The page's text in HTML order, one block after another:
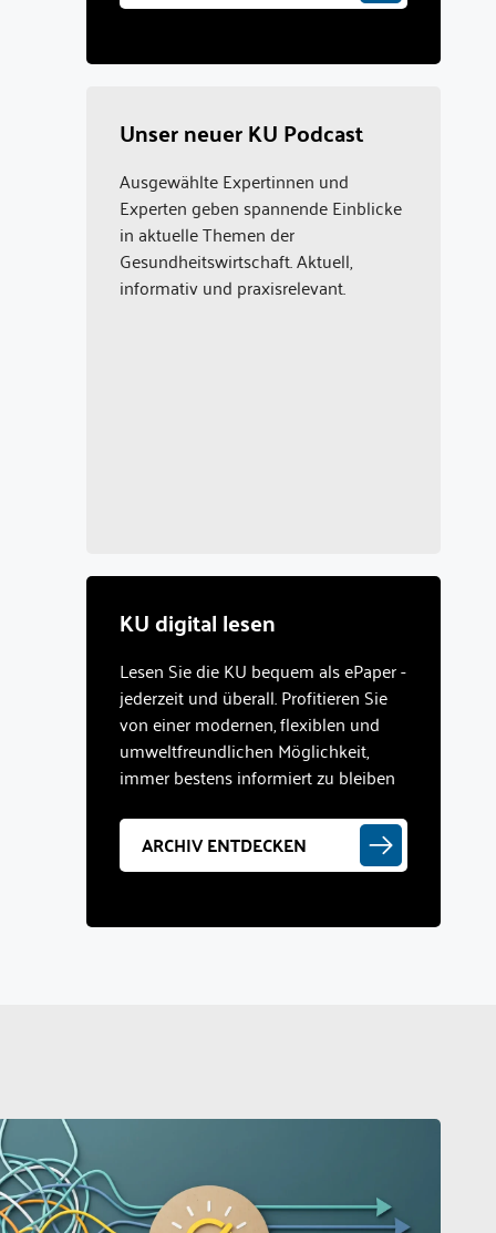
Unser neuer KU Podcast
Ausgewählte Expertinnen und
Experten geben spannende Einblicke
in aktuelle Themen der
Gesundheitswirtschaft. Aktuell,
informativ und praxisrelevant.
KU digital lesen
Lesen Sie die KU bequem als ePaper -
jederzeit und überall. Profitieren Sie
von einer modernen, flexiblen und
umweltfreundlichen Möglichkeit,
immer bestens informiert zu bleiben
ARCHIV ENTDECKEN